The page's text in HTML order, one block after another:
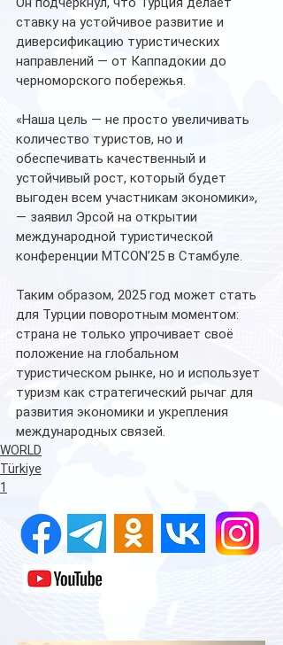
ставку на устойчивое развитие и
диверсификацию туристических
направлений — от Каппадокии до
черноморского побережья.
«Наша цель — не просто увеличивать
количество туристов, но и
обеспечивать качественный и
устойчивый рост, который будет
выгоден всем участникам экономики»,
— заявил Эрсой на открытии
международной туристической
конференции MTCON’25 в Стамбуле.
Таким образом, 2025 год может стать
для Турции поворотным моментом:
страна не только упрочивает своё
положение на глобальном
туристическом рынке, но и использует
туризм как стратегический рычаг для
развития экономики и укрепления
международных связей.
WORLD
Türkiye
1